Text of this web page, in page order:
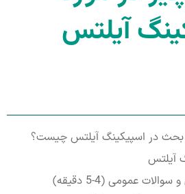
آیلتس
بحث در اسپیکینگ آیلتس چیست؟
آیلتس